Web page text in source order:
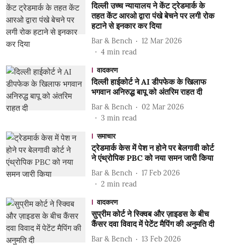
दिल्ली उच्च न्यायालय ने केंट ट्रेडमार्क के
तहत केंट आरओ द्वारा पंखे बेचने पर लगी रोक
हटाने से इनकार कर दिया
Bar & Bench
12 Mar 2026
4 min read
वादकरण
दिल्ली हाईकोर्ट ने AI डीपफेक के खिलाफ
भगवान अनिरुद्ध बापू को अंतरिम राहत दी
Bar & Bench
02 Mar 2026
3 min read
समाचार
ट्रेडमार्क केस में पेश न होने पर बेलगावी कोर्ट
ने एंथ्रोपिक PBC को नया समन जारी किया
Bar & Bench
17 Feb 2026
2 min read
वादकरण
सुप्रीम कोर्ट ने स्क्विब और ज़ाइडस के बीच
कैंसर दवा विवाद में पेटेंट मैपिंग की अनुमति दी
Bar & Bench
13 Feb 2026